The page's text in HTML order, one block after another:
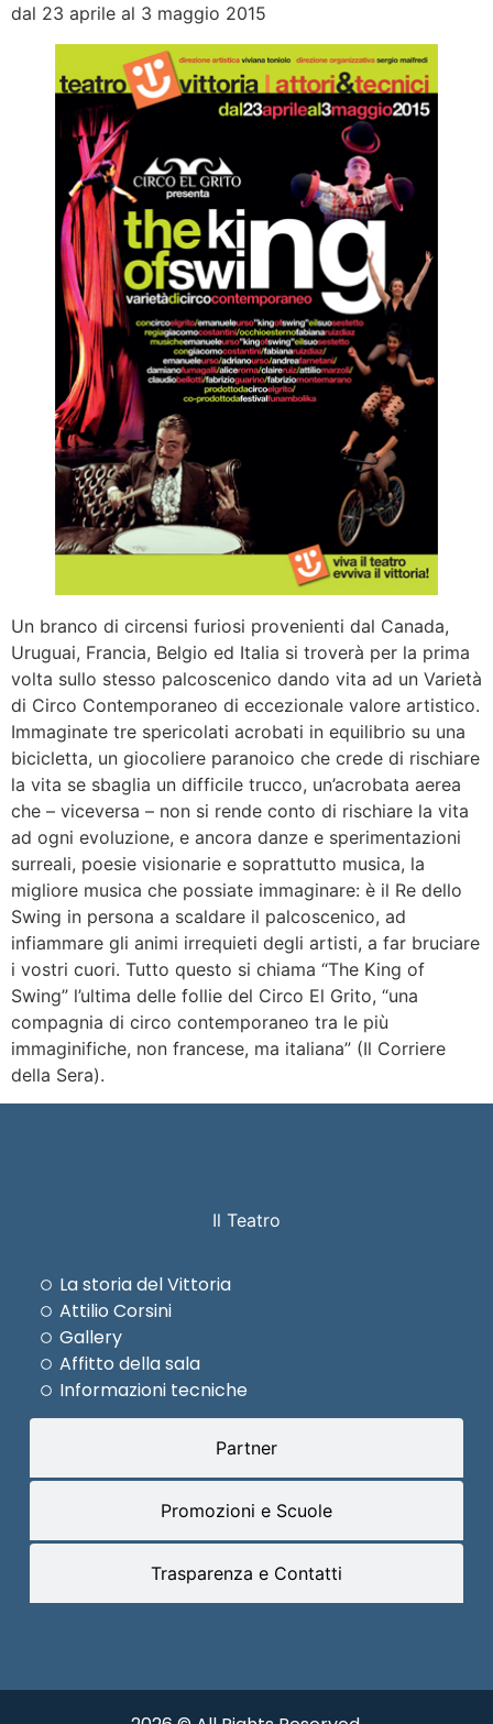
dal 23 aprile al 3 maggio 2015
Un branco di circensi furiosi provenienti dal Canada,
Uruguai, Francia, Belgio ed Italia si troverà per la prima
volta sullo stesso palcoscenico dando vita ad un Varietà
di Circo Contemporaneo di eccezionale valore artistico.
Immaginate tre spericolati acrobati in equilibrio su una
bicicletta, un giocoliere paranoico che crede di rischiare
la vita se sbaglia un difficile trucco, un’acrobata aerea
che – viceversa – non si rende conto di rischiare la vita
ad ogni evoluzione, e ancora danze e sperimentazioni
surreali, poesie visionarie e soprattutto musica, la
migliore musica che possiate immaginare: è il Re dello
Swing in persona a scaldare il palcoscenico, ad
infiammare gli animi irrequieti degli artisti, a far bruciare
i vostri cuori. Tutto questo si chiama “The King of
Swing” l’ultima delle follie del Circo El Grito, “una
compagnia di circo contemporaneo tra le più
immaginifiche, non francese, ma italiana” (Il Corriere
della Sera).
Il Teatro
Partner
Promozioni e Scuole
Trasparenza e Contatti
La storia del Vittoria
Attilio Corsini
Gallery
Affitto della sala
Informazioni tecniche